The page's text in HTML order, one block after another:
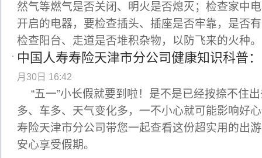
然气等燃气是否关闭、明火是否熄灭；检查家中
开启的电器，要检查插头、插座是否牢靠，是否
检查阳台、走道是否堆积杂物，以防飞来的火种。
中国人寿寿险天津市分公司健康知识科普
月30日 16:42
“五一”小长假就要到啦！是不是已经按捺不住
多、车多、天气变化多，一不小心就可能影响好
寿险天津市分公司带您一起查看这份超实用的出
安心享受假期。